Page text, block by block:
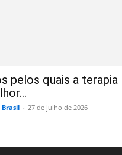
pelos quais a terapia
Brasil - 27 de julho de 2026